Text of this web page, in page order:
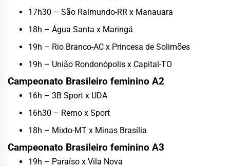
17h30 – São Raimundo-RR x Manauara
18h – Água Santa x Maringá
19h – Rio Branco-AC x Princesa de Solimões
19h – União Rondonópolis x Capital-TO
Campeonato Brasileiro feminino A2
16h – 3B Sport x UDA
16h30 – Remo x Sport
18h – Mixto-MT x Minas Brasília
Campeonato Brasileiro feminino A3
19h – Paraíso x Vila Nova